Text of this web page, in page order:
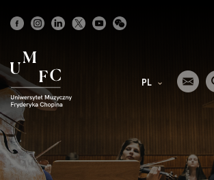
Strona
główna
PL